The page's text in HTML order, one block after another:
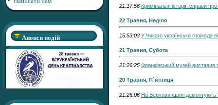
Анонси подій
21:17:56 Кримінальні історії: справи
22 Травня, Неділя
15:53:03 У Чикаго українська громада
21 Травня, Субота
21:26:25 Франківський музей виставив
20 Травня, П`ятниця
21:26:06 На Верховинщині демонтують